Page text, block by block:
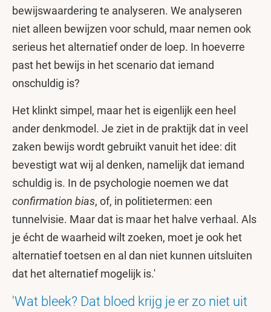
bewijswaardering te analyseren. We analyseren
niet alleen bewijzen voor schuld, maar nemen ook
serieus het alternatief onder de loep. In hoeverre
past het bewijs in het scenario dat iemand
onschuldig is?
Het klinkt simpel, maar het is eigenlijk een heel
ander denkmodel. Je ziet in de praktijk dat in veel
zaken bewijs wordt gebruikt vanuit het idee: dit
bevestigt wat wij al denken, namelijk dat iemand
schuldig is. In de psychologie noemen we dat
confirmation bias, of, in politietermen: een
tunnelvisie. Maar dat is maar het halve verhaal. Als
je écht de waarheid wilt zoeken, moet je ook het
alternatief toetsen en al dan niet kunnen uitsluiten
dat het alternatief mogelijk is.'
'Wat bleek? Dat bloed krijg je er zo niet uit